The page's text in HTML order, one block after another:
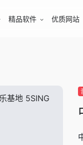
精品软件 优质网站